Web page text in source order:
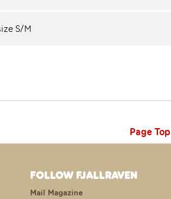
S/M
Page Top
FOLLOW FJALLRAVEN
Mail Magazine